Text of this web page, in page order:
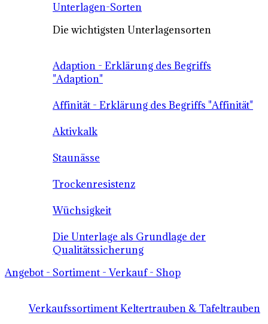
Unterlagen-Sorten
Die wichtigsten Unterlagensorten
Adaption - Erklärung des Begriffs
"Adaption"
Affinität - Erklärung des Begriffs "Affinität"
Aktivkalk
Staunässe
Trockenresistenz
Wüchsigkeit
Die Unterlage als Grundlage der
Qualitätssicherung
Angebot - Sortiment - Verkauf - Shop
Verkaufssortiment Keltertrauben & Tafeltrauben